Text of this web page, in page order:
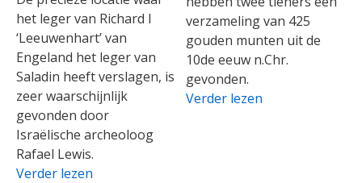
het leger van Richard I
‘Leeuwenhart’ van
Engeland het leger van
Saladin heeft verslagen, is
zeer waarschijnlijk
gevonden door
Israëlische archeoloog
Rafael Lewis.
Verder lezen
verzameling van 425
gouden munten uit de
10de eeuw n.Chr.
gevonden.
Verder lezen